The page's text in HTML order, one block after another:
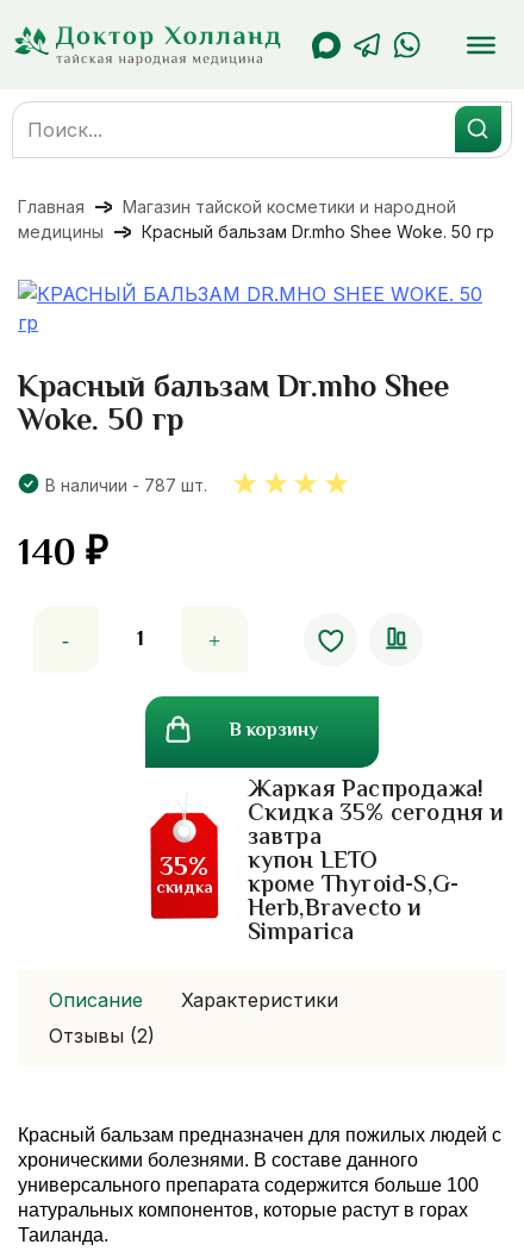
содержанию
Search
for:
Главная
Магазин тайской косметики и народной
медицины
Красный бальзам Dr.mho Shee Woke. 50 гр
Красный бальзам Dr.mho Shee
Woke. 50 гр
В наличии - 787 шт.
140₽
товара
В корзину
Жаркая Распродажа!
Скидка 35% сегодня и
завтра
купон LETO
кроме Thyroid-S,G-
Herb,Bravecto и
Simparica
35%
скидка
Описание
Характеристики
Отзывы (2)
Красный бальзам предназначен для пожилых людей с
хроническими болезнями. В составе данного
универсального препарата содержится больше 100
натуральных компонентов, которые растут в горах
Таиланда.